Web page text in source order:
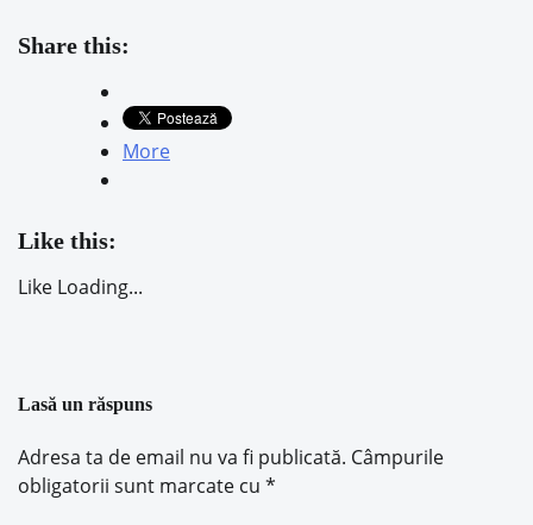
Share this:
More
Like this:
Like Loading...
Lasă un răspuns
Adresa ta de email nu va fi publicată. Câmpurile
obligatorii sunt marcate cu *